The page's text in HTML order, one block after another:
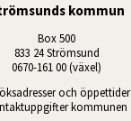
kommun
Box 500
833 24 Strömsund
0670-161 00 (växel)
och öppettider
kommunen